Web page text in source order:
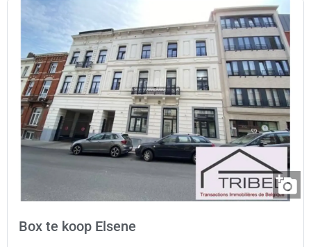
Box te koop Elsene